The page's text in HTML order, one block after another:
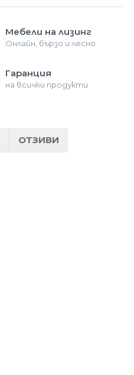
Мебели на лизинг
Онлайн, бързо и лесно
Гаранция
на всички продукти
ОТЗИВИ